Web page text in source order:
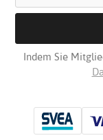
Indem Sie